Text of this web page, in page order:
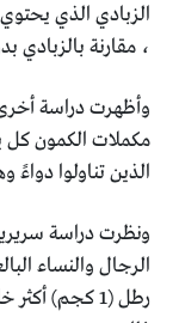
‏، مقارنة بالزبادي
‏الذين تناولوا دواءً
‏رطل (1 كجم)